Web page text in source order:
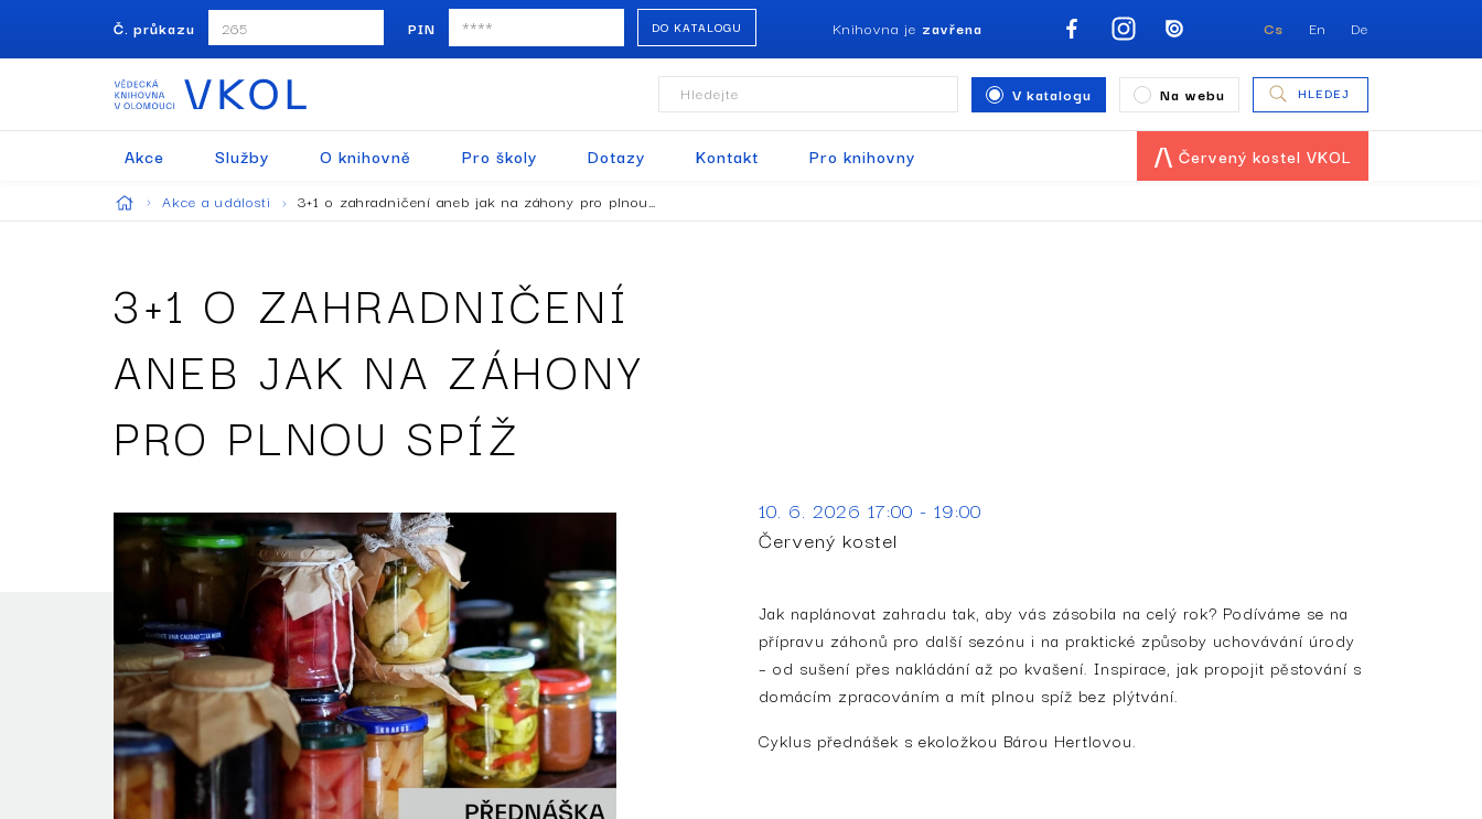
Č. průkazu PIN DO KATALOGU Knihovna je zavřena Cs En De
Hledejte V katalogu Na webu HLEDEJ
Akce Služby O knihovně Pro školy Dotazy Kontakt Pro knihovny Červený kostel VKOL
Akce a události 3+1 o zahradničení aneb jak na záhony pro plnou…
3+1 O ZAHRADNIČENÍ
ANEB JAK NA ZÁHONY
PRO PLNOU SPÍŽ
10. 6. 2026 17:00 - 19:00
Červený kostel
Jak naplánovat zahradu tak, aby vás zásobila na celý rok? Podíváme se na
přípravu záhonů pro další sezónu i na praktické způsoby uchovávání úrody
– od sušení přes nakládání až po kvašení. Inspirace, jak propojit pěstování s
domácím zpracováním a mít plnou spíž bez plýtvání.
Cyklus přednášek s ekoložkou Bárou Hertlovou.